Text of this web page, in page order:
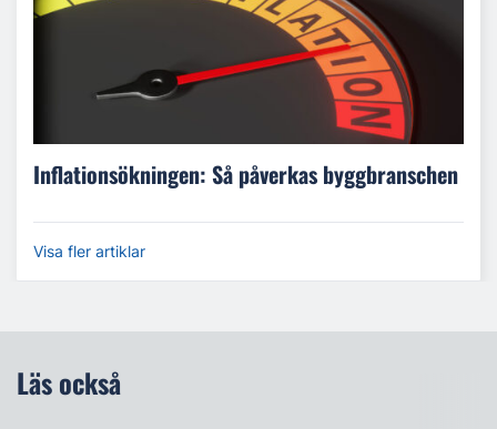
Inflationsökningen: Så påverkas byggbranschen
Visa fler artiklar
Läs också